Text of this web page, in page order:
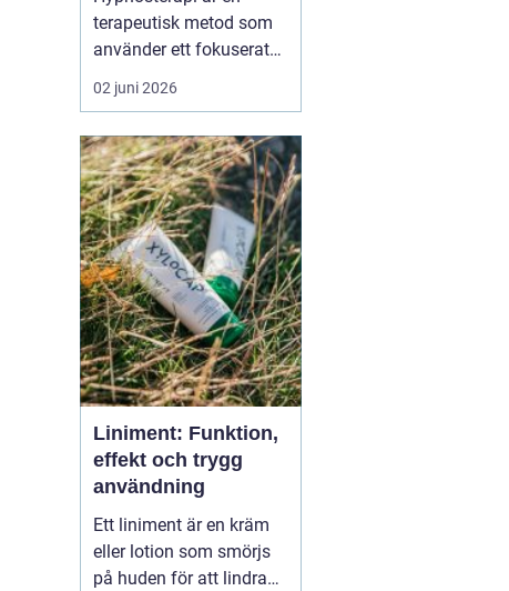
terapeutisk metod som
använder ett fokuserat
och avslappnat
sinnestillstånd för att
undermedvetna. Genom
att kombinera
samtalsterapi med
hypnos kan människor
förändra reaktioner,
känslor och beteenden
som läng...
02 juni 2026
Liniment: Funktion,
effekt och trygg
användning
Ett liniment är en kräm
eller lotion som smörjs
på huden för att lindra